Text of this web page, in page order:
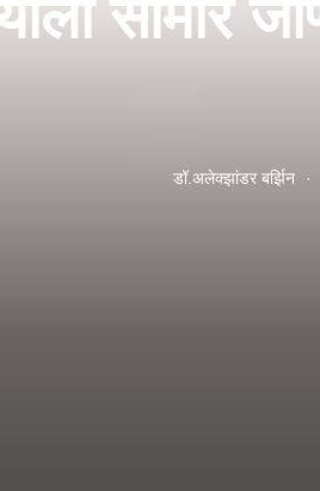
सामोरं
डॉ.अलेक्झांडर बर्झिन